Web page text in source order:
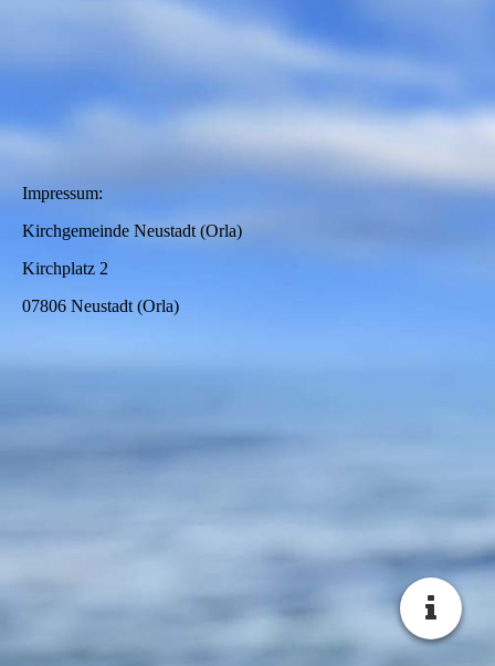
Impressum:
Kirchgemeinde Neustadt (Orla)
Kirchplatz 2
07806 Neustadt (Orla)